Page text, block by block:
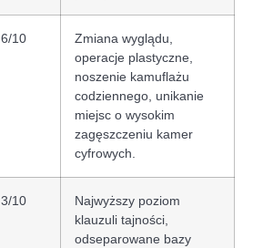
6/10
Zmiana wyglądu,
operacje plastyczne,
noszenie kamuflażu
codziennego, unikanie
miejsc o wysokim
zagęszczeniu kamer
cyfrowych.
3/10
Najwyższy poziom
klauzuli tajności,
odseparowane bazy